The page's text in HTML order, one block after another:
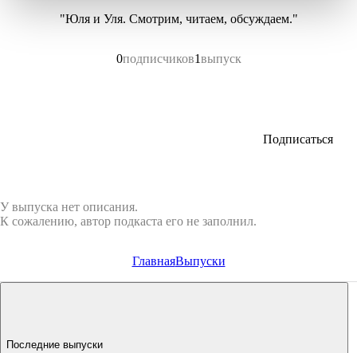
"Юля и Уля. Смотрим, читаем, обсуждаем."
0подписчиков1выпуск
Подписаться
У выпуска нет описания.
К сожалению, автор подкаста его не заполнил.
ГлавнаяВыпуски
Последние выпуски